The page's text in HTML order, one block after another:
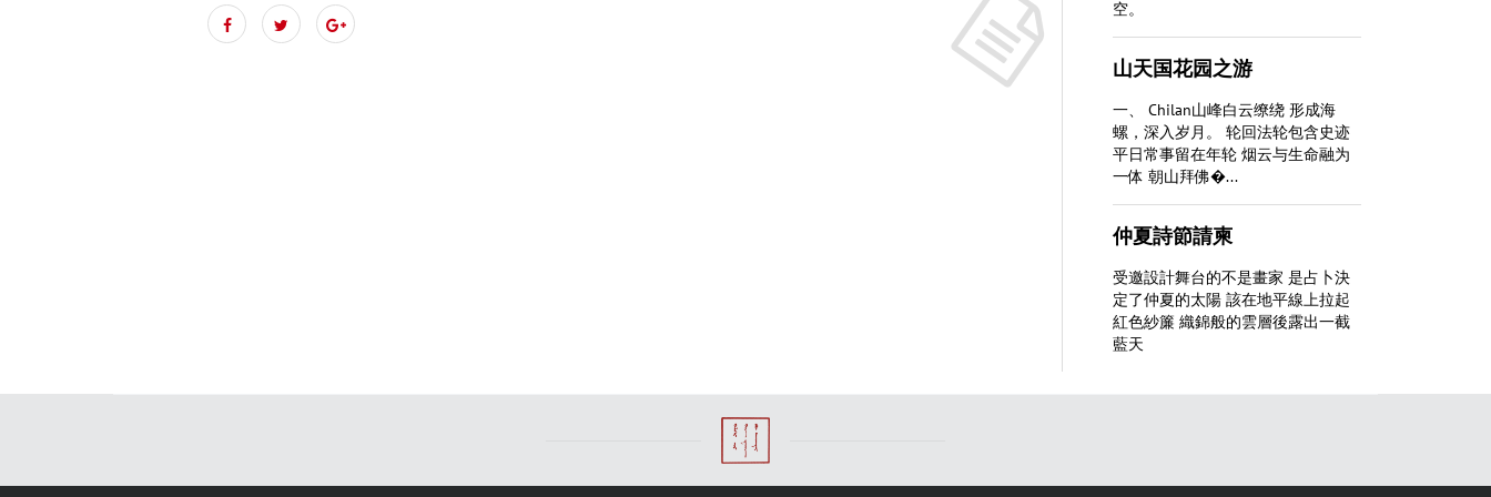
空。
山天国花园之游
一、 Chilan山峰白云缭绕 形成海
螺，深入岁月。 轮回法轮包含史迹
平日常事留在年轮 烟云与生命融为
一体 朝山拜佛�...
仲夏詩節請柬
受邀設計舞台的不是畫家 是占卜決
定了仲夏的太陽 該在地平線上拉起
紅色紗簾 織錦般的雲層後露出一截
藍天